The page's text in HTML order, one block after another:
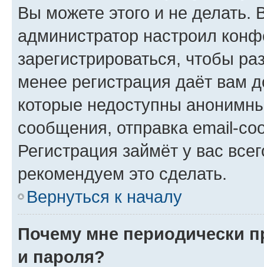
Вы можете этого и не делать.
администратор настроил
зарегистрироваться, чтобы
менее регистрация даёт вам
которые недоступны
сообщения, отправка email-
Регистрация займёт у вас
рекомендуем это сделать.
Вернуться к началу
Почему мне периодически
и пароля?